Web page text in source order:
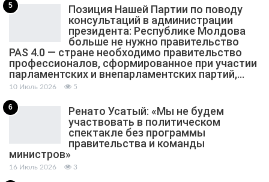
5
Позиция Нашей Партии по поводу
консультаций в администрации
президента: Республике Молдова
больше не нужно правительство
PAS 4.0 — стране необходимо правительство
профессионалов, сформированное при участии
парламентских и внепарламентских партий,…
10 Июль 2026 5
6
Ренато Усатый: «Мы не будем
участвовать в политическом
спектакле без программы
правительства и команды
министров»
16 Июль 2026 3